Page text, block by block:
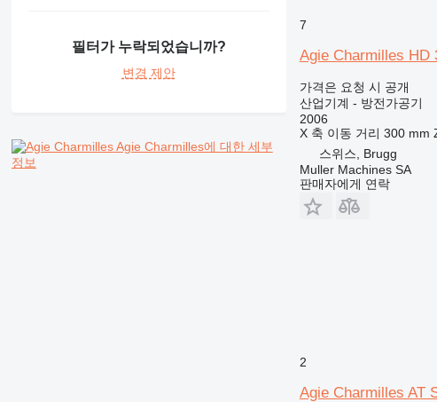
필터가 누락되었습니까?
변경 제안
Agie Charmilles에 대한 세부
정보
7
Agie Charmilles HD
가격은 요청 시 공개
산업기계 - 방전가공기
2006
X 축 이동 거리 300 mm
스위스, Brugg
Muller Machines SA
판매자에게 연락
2
Agie Charmilles AT